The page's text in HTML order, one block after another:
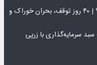
افق ۱۵ میلیون تنی فولاد سنگان چه شد؟ | ۴۰ روز توقف، بحران خوراک و
سرمایه‌گذاری با زرپی